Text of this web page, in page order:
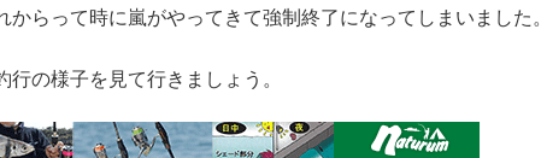
からって時に嵐がやってきて強制終了になってしまいました。
行の様子を見て行きましょう。